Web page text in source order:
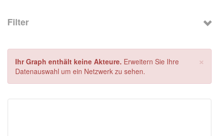
Filter
×
Ihr Graph enthält keine Akteure. Erweitern Sie Ihre
Datenauswahl um ein Netzwerk zu sehen.